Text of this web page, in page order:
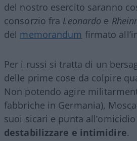
del nostro esercito saranno
consorzio fra Leonardo e
del memorandum firmato
Per i russi si tratta di un
delle prime cose da colpire
Non potendo agire
fabbriche in Germania),
suoi sicari e punta
destabilizzare e intimidire.